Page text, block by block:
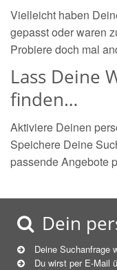
Vielleicht haben
gepasst oder waren
Probiere doch mal
Lass Deine
finden…
Aktiviere Deinen
Speichere Deine
passende Angebote
Dein
Deine Suchanfrage
Du wirst per E-Mail